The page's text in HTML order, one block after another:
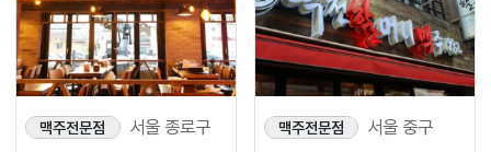
맥주전문점 서울 종로구 맥주전문점 서울 중구